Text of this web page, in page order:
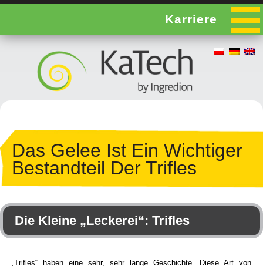
Karriere
Das Gelee Ist Ein Wichtiger
Bestandteil Der Trifles
Die Kleine „Leckerei“: Trifles
„Trifles“ haben eine sehr, sehr lange Geschichte. Diese Art von